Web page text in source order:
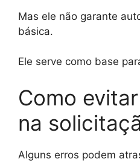
Mas ele não garante
básica.
Ele serve como base
Como
na
Alguns erros podem